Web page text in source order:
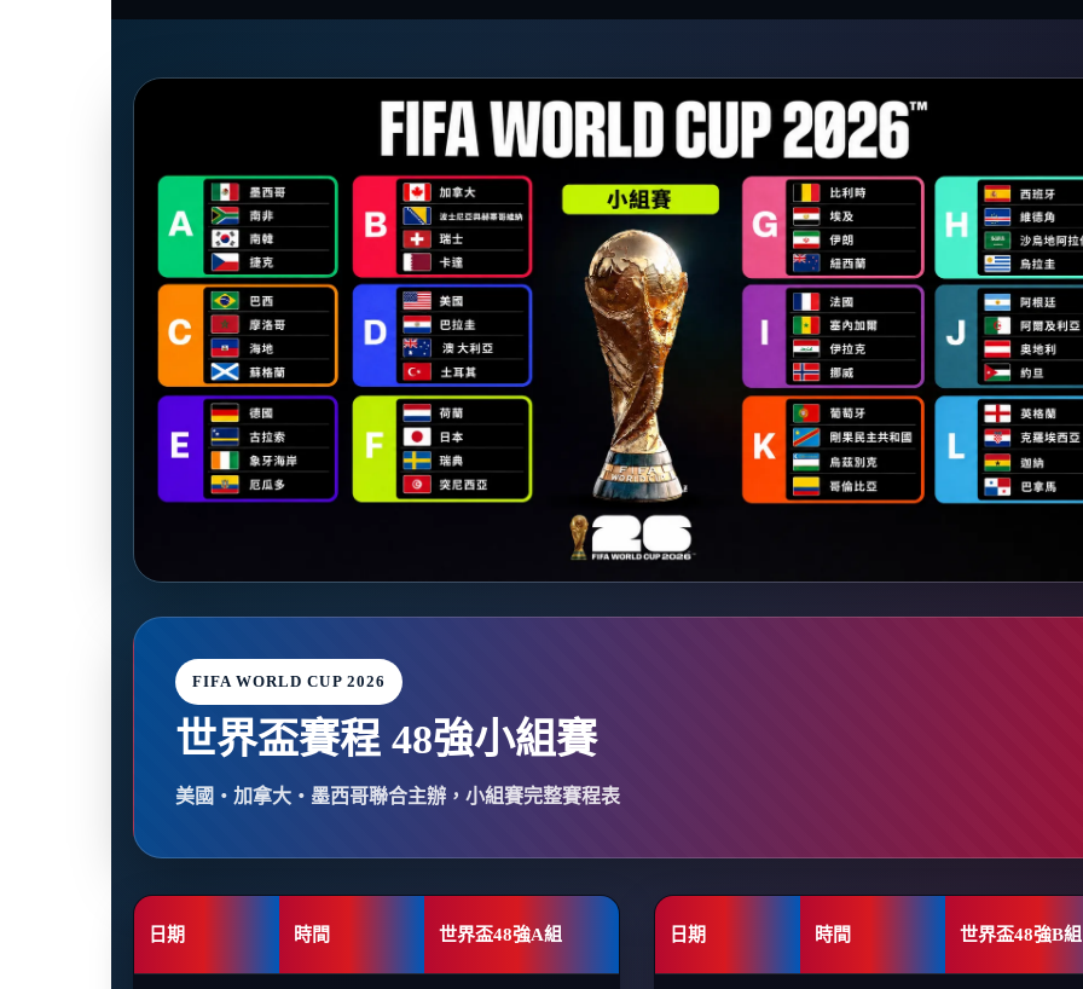
FIFA WORLD CUP 2026
世界盃賽程 48強小組賽
美國・加拿大・墨西哥聯合主辦，小組賽完整賽程表
日期 時間 世界盃48強A組 日期 時間 世界盃48強B組